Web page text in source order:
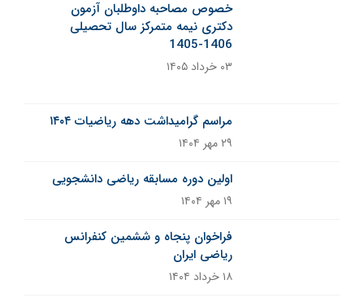
خصوص مصاحبه داوطلبان آزمون
دکتری نیمه متمرکز سال تحصیلی
1406-1405
۰۳ خرداد ۱۴۰۵
مراسم گرامیداشت دهه ریاضیات ۱۴۰۴
۲۹ مهر ۱۴۰۴
اولین دوره مسابقه ریاضی دانشجویی
۱۹ مهر ۱۴۰۴
فراخوان پنجاه‌ و‌ ششمین کنفرانس
ریاضی ایران
۱۸ خرداد ۱۴۰۴